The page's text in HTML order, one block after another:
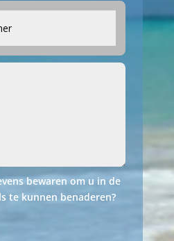
bewaren om u in de
te kunnen benaderen?